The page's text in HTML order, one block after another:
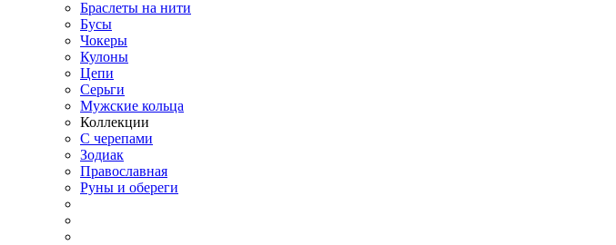
Браслеты на нити
Бусы
Чокеры
Кулоны
Цепи
Серьги
Мужские кольца
Коллекции
С черепами
Зодиак
Православная
Руны и обереги